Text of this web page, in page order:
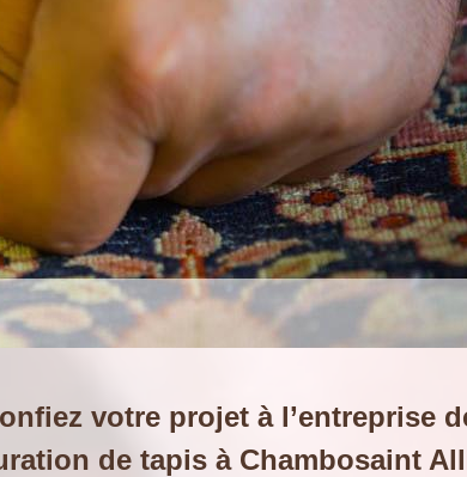
votre projet à l’entreprise
de tapis à Chambosaint